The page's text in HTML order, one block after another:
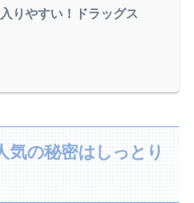
りやすい！ドラッグス
気の秘密はしっとり